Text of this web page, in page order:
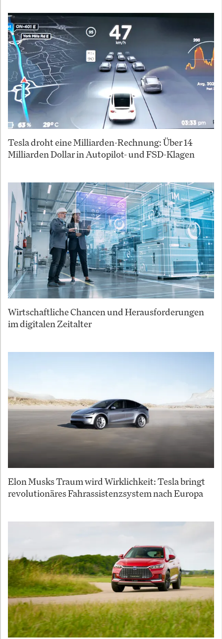
Tesla droht eine Milliarden-Rechnung: Über 14
Milliarden Dollar in Autopilot- und FSD-Klagen
Wirtschaftliche Chancen und Herausforderungen
im digitalen Zeitalter
Elon Musks Traum wird Wirklichkeit: Tesla bringt
revolutionäres Fahrassistenzsystem nach Europa